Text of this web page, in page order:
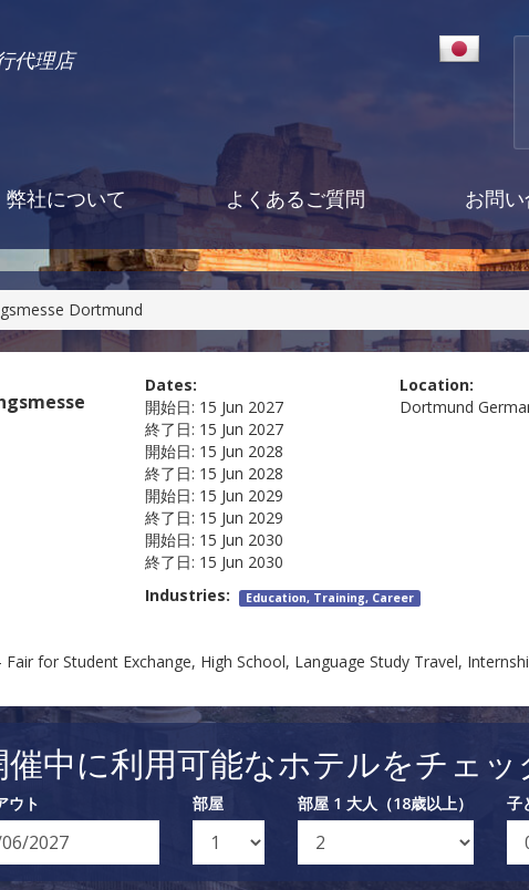
代理店
弊社について よくあるご質問 お問
Dortmund
Dates:
開始日: 15 Jun 2027
終了日: 15 Jun 2027
開始日: 15 Jun 2028
終了日: 15 Jun 2028
開始日: 15 Jun 2029
終了日: 15 Jun 2029
開始日: 15 Jun 2030
終了日: 15 Jun 2030
Location:
Dortmund
Industries: Education, Training, Career
for Student Exchange, High School, Language Study Travel,
中に利用可能なホテルをチェ
ウト 部屋 部屋 1 大人（18歳以上） 子